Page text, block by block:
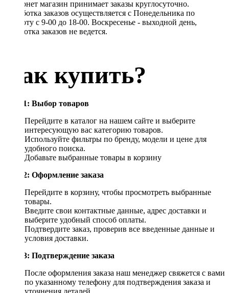
Интернет магазин принимает заказы круглосуточно.
Обработка заказов осуществляется с Понедельника по
Субботу с 9-00 до 18-00. Воскресенье - выходной день,
обработка заказов не ведется.
Как купить?
Шаг 1: Выбор товаров
Перейдите в каталог на нашем сайте и выберите
интересующую вас категорию товаров.
Используйте фильтры по бренду, модели и цене для
удобного поиска.
Добавьте выбранные товары в корзину
Шаг 2: Оформление заказа
Перейдите в корзину, чтобы просмотреть выбранные
товары.
Введите свои контактные данные, адрес доставки и
выберите удобный способ оплаты.
Подтвердите заказ, проверив все введенные данные и
условия доставки.
Шаг 3: Подтверждение заказа
После оформления заказа наш менеджер свяжется с вами
по указанному телефону для подтверждения заказа и
уточнения деталей.